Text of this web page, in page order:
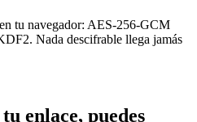
tu navegador: AES-256-GCM
Nada descifrable llega jamás
enlace, puedes